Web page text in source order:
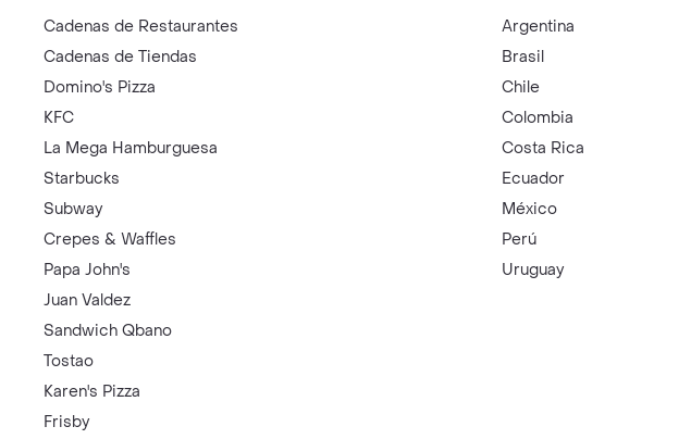
Cadenas de Restaurantes
Cadenas de Tiendas
Domino's Pizza
KFC
La Mega Hamburguesa
Starbucks
Subway
Crepes & Waffles
Papa John's
Juan Valdez
Sandwich Qbano
Tostao
Karen's Pizza
Frisby
Argentina
Brasil
Chile
Colombia
Costa Rica
Ecuador
México
Perú
Uruguay